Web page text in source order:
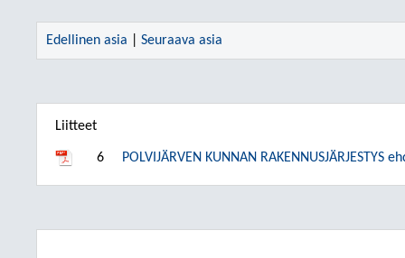
Edellinen asia Seuraava asia
Liitteet
6 POLVIJÄRVEN KUNNAN RAKENNUSJÄRJESTYS